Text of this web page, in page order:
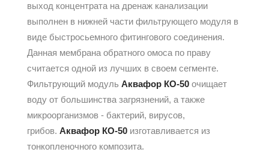
выход концентрата на дренаж канализации
выполнен в нижней части фильтрующего модуля в
виде быстросьемного фитингового соединения.
Данная мембрана обратного омоса по праву
считается одной из лучших в своем сегменте.
Фильтрующий модуль Аквафор КО-50 очищает
воду от большинства загрязнений, а также
микроорганизмов - бактерий, вирусов,
грибов. Аквафор КО-50 изготавливается из
тонкопленочного композита.